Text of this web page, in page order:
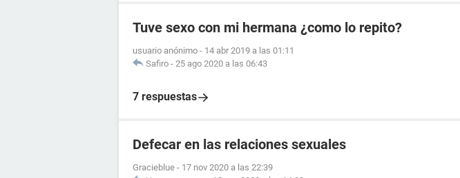
Tuve sexo con mi hermana ¿como lo repito?
usuario anónimo - 14 abr 2019 a las 01:11
Safiro - 25 ago 2020 a las 06:43
7 respuestas
Defecar en las relaciones sexuales
Gracieblue - 17 nov 2020 a las 22:39